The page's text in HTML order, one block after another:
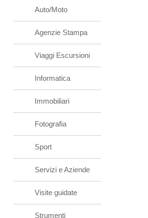
Auto/Moto
Agenzie Stampa
Viaggi Escursioni
Informatica
Immobiliari
Fotografia
Sport
Servizi e Aziende
Visite guidate
Strumenti